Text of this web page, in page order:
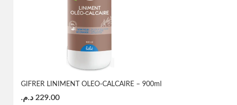
GIFRER LINIMENT OLEO-CALCAIRE – 900ml
229.00 د.م.